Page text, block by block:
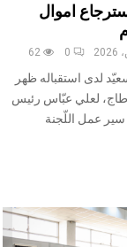
اموال
0
62
لدى استقباله ظهر
قرطاج، لعلي عبّاس رئيس
سير عمل اللّجنة